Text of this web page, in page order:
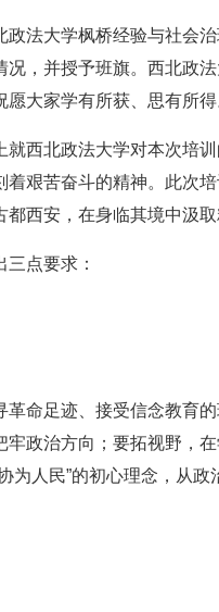
政法大学枫桥经验与社会
况，并授予班旗。西北政
大家学有所获、思有所得
就西北政法大学对本次培
着艰苦奋斗的精神。此次
西安，在身临其境中汲
点要求：
革命足迹、接受信念教育
牢政治方向；要拓视野，
为人民”的初心理念，从政